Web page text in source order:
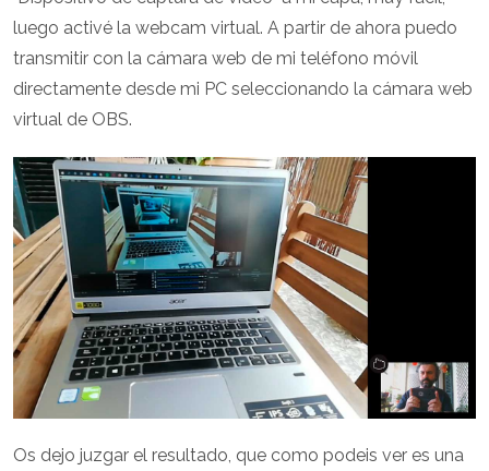
luego activé la webcam virtual. A partir de ahora puedo
transmitir con la cámara web de mi teléfono móvil
directamente desde mi PC seleccionando la cámara web
virtual de OBS.
Os dejo juzgar el resultado, que como podeis ver es una